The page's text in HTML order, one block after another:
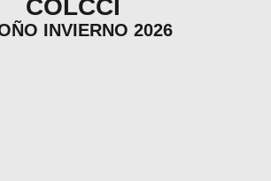
COLCCI
INVIERNO 2026